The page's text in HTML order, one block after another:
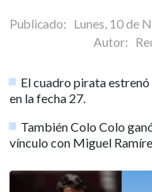
Publicado: Lunes, 10 de
Autor:
El cuadro pirata
en la fecha 27.
También Colo Colo
vínculo con Miguel